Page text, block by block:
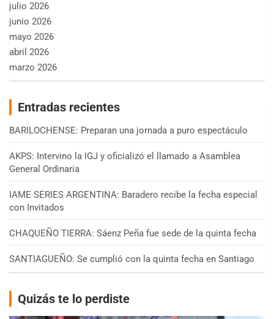
julio 2026
junio 2026
mayo 2026
abril 2026
marzo 2026
Entradas recientes
BARILOCHENSE: Preparan una jornada a puro espectáculo
AKPS: Intervino la IGJ y oficializó el llamado a Asamblea
General Ordinaria
IAME SERIES ARGENTINA: Baradero recibe la fecha especial
con Invitados
CHAQUEÑO TIERRA: Sáenz Peña fue sede de la quinta fecha
SANTIAGUEÑO: Se cumplió con la quinta fecha en Santiago
Quizás te lo perdiste